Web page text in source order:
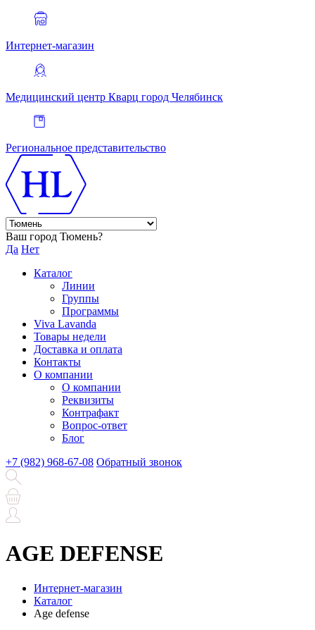
Интернет-магазин
Медицинский центр Кварц город Челябинск
Региональное представительство
Ваш город Тюмень?
Да Нет
Каталог
Линии
Группы
Программы
Viva Lavanda
Товары недели
Доставка и оплата
Контакты
О компании
О компании
Реквизиты
Контрафакт
Вопрос-ответ
Блог
+7 (982) 968-67-08 Обратный звонок
AGE DEFENSE
Интернет-магазин
Каталог
Age defense